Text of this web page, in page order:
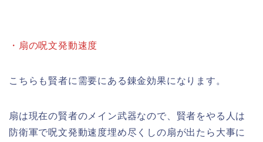
・扇の呪文発動速度
こちらも賢者に需要にある錬金効果になります。
扇は現在の賢者のメイン武器なので、賢者をやる人は
防衛軍で呪文発動速度埋め尽くしの扇が出たら大事に